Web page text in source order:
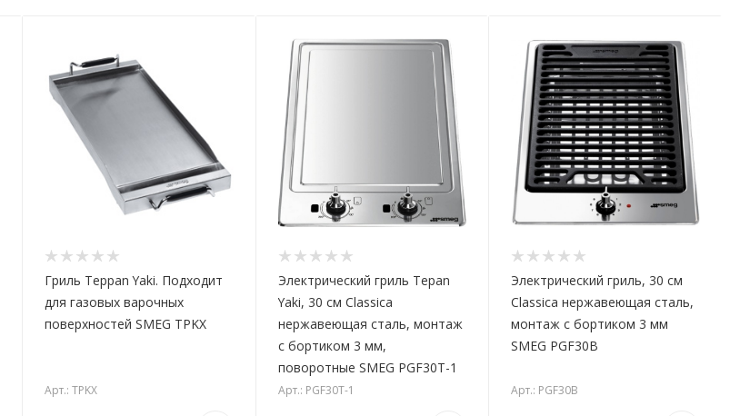
Гриль Teppan Yaki. Подходит
для газовых варочных
поверхностей SMEG TPKX
Арт.: TPKX
Электрический гриль Tepan
Yaki, 30 см Classica
нержавеющая сталь, монтаж
с бортиком 3 мм,
поворотные SMEG PGF30T-1
Арт.: PGF30T-1
Электрический гриль, 30 см
Classica нержавеющая сталь,
монтаж с бортиком 3 мм
SMEG PGF30B
Арт.: PGF30B